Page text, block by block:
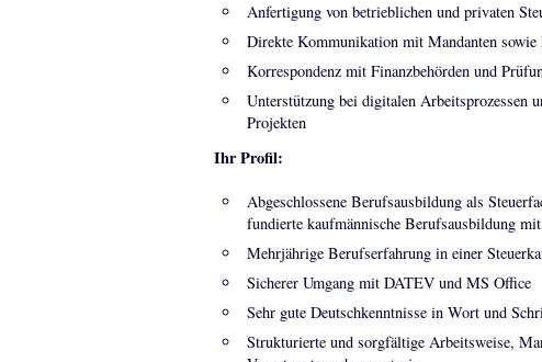
Anfertigung von betrieblichen und privaten
Direkte Kommunikation mit Mandanten
Korrespondenz mit Finanzbehörden und
Unterstützung bei digitalen Arbeitsprozessen
Projekten
Ihr Profil:
Abgeschlossene Berufsausbildung als
fundierte kaufmännische Berufsausbildung
Mehrjährige Berufserfahrung in einer
Sicherer Umgang mit DATEV und MS Office
Sehr gute Deutschkenntnisse in Wort und
Strukturierte und sorgfältige Arbeitsweise,